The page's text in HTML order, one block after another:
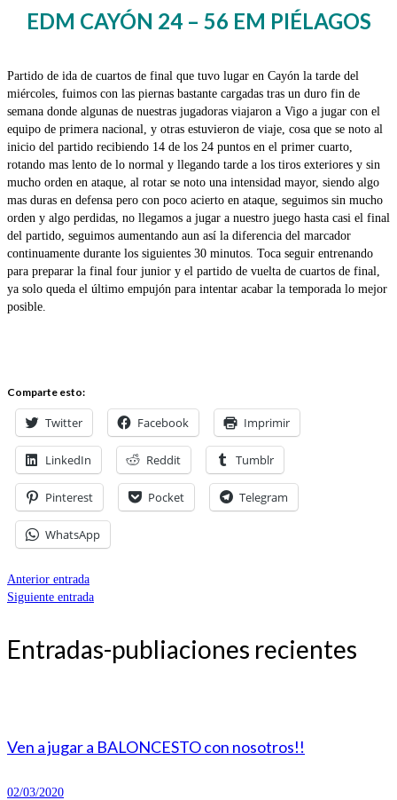
EDM CAYÓN 24 – 56 EM PIÉLAGOS
Partido de ida de cuartos de final que tuvo lugar en Cayón la tarde del
miércoles, fuimos con las piernas bastante cargadas tras un duro fin de
semana donde algunas de nuestras jugadoras viajaron a Vigo a jugar con el
equipo de primera nacional, y otras estuvieron de viaje, cosa que se noto al
inicio del partido recibiendo 14 de los 24 puntos en el primer cuarto,
rotando mas lento de lo normal y llegando tarde a los tiros exteriores y sin
mucho orden en ataque, al rotar se noto una intensidad mayor, siendo algo
mas duras en defensa pero con poco acierto en ataque, seguimos sin mucho
orden y algo perdidas, no llegamos a jugar a nuestro juego hasta casi el final
del partido, seguimos aumentando aun así la diferencia del marcador
continuamente durante los siguientes 30 minutos. Toca seguir entrenando
para preparar la final four junior y el partido de vuelta de cuartos de final,
ya solo queda el último empujón para intentar acabar la temporada lo mejor
posible.
Comparte esto:
Twitter Facebook Imprimir
LinkedIn Reddit Tumblr
Pinterest Pocket Telegram
WhatsApp
Anterior entrada
Siguiente entrada
Entradas-publiaciones recientes
Ven a jugar a BALONCESTO con nosotros!!
02/03/2020